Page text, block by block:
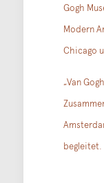
Gogh
Modern
Chicago
„Van
begleitet.